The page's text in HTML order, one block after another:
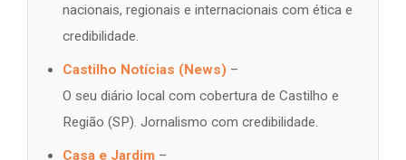
nacionais, regionais e internacionais com ética e
credibilidade.
Castilho Notícias (News) –
O seu diário local com cobertura de Castilho e
Região (SP). Jornalismo com credibilidade.
Casa e Jardim –